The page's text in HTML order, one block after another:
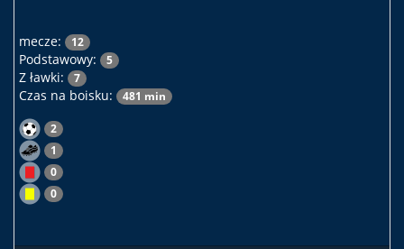
mecze: 12
Podstawowy: 5
Z ławki: 7
Czas na boisku: 481 min
2
1
0
0